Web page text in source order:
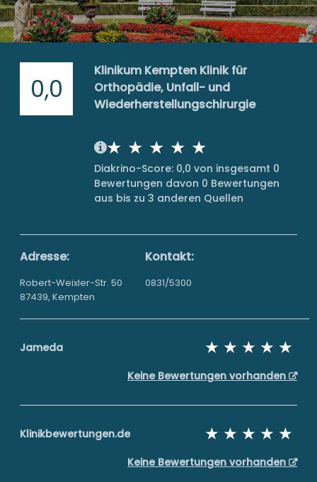
0,0
Klinikum Kempten Klinik für
Orthopädie, Unfall- und
Wiederherstellungschirurgie
Diakrino-Score: 0,0 von insgesamt 0
Bewertungen davon 0 Bewertungen
aus bis zu 3 anderen Quellen
Adresse:
Robert-Weixler-Str. 50
87439, Kempten
Kontakt:
0831/5300
Jameda
Keine Bewertungen vorhanden
Klinikbewertungen.de
Keine Bewertungen vorhanden